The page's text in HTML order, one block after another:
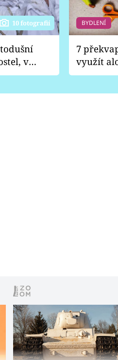
10 fotografií
v
BYDLENÍ
7
využít